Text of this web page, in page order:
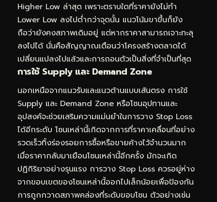
Higher Low ล่าสุด เพราะตราบใดที่ราคายังไม่ทำ
Lower Low ลงไปต่ำกว่าจุดนั้น แนวโน้มขาขึ้นก็ยัง
ถือว่ายังคงสภาพเดิมอยู่ แต่หากราคาสามารถเจาะทะลุ
ลงไปได้ นั่นคือสัญญาณเตือนว่าโครงสร้างตลาดได้
เปลี่ยนแปลงไปแล้วและการถอนตัวเป็นสิ่งที่จำเป็นที่สุด
การใช้ Supply และ Demand Zone
นอกเหนือจากแนวรับและแนวต้านแบบเส้นตรง การใช้
Supply และ Demand Zone หรือโซนอุปทานและ
อุปสงค์จะช่วยเสริมความแม่นยำในการวาง Stop Loss
ได้อีกระดับ โซนเหล่านี้เกิดจากการที่ราคาเคลื่อนที่อย่าง
รวดเร็วทิ้งร่องรอยการซื้อหรือขายค้างไว้จำนวนมาก
เมื่อราคากลับมาเยือนโซนเหล่านี้อีกครั้ง มักจะเกิด
ปฏิกิริยาอย่างรุนแรง การวาง Stop Loss ควรอยู่ห่าง
จากขอบเขตของโซนเหล่านี้ออกไปเล็กน้อยเพื่อป้องกัน
การถูกกวาดสภาพคล่องที่ระดับขอบโซน ตัวอย่างเช่น